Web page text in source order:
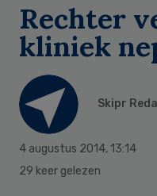
Rechter
kliniek
Skipr
4 augustus 2014, 13:14
29 keer gelezen